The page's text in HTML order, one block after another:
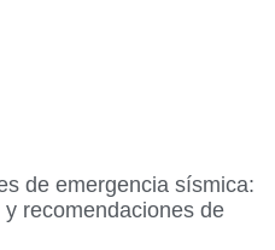
de emergencia sísmica:
recomendaciones de